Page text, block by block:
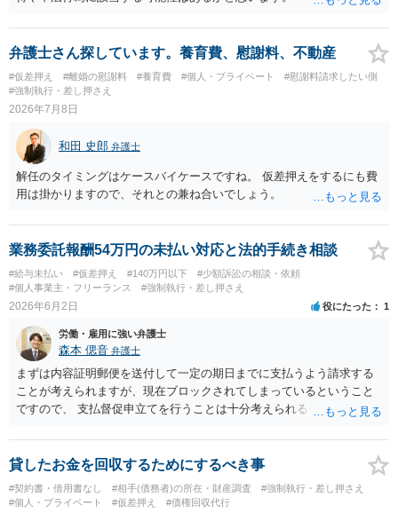
弁護士さん探しています。養育費、慰謝料、不動産
#仮差押え #離婚の慰謝料 #養育費 #個人・プライベート
#慰謝料請求したい側
#強制執行・差し押さえ
2026年7月8日
和田 史郎 弁護士
解任のタイミングはケースバイケースですね。 仮差押えをするにも費
用は掛かりますので、それとの兼ね合いでしょう。
業務委託報酬54万円の未払い対応と法的手続き相談
#給与未払い #仮差押え #140万円以下
#少額訴訟の相談・依頼
#個人事業主・フリーランス
#強制執行・差し押さえ
2026年6月2日 役にたった 1
労働・雇用に強い弁護士
森本 偲音 弁護士
まずは内容証明郵便を送付して一定の期日までに支払うよう請求する
ことが考えられますが、現在ブロックされてしまっているということ
ですので、 支払督促申立てを行うことは十分考えられる手段かと存じ
もよりますが、 支払督促から場合によっては訴訟を経て、強制執行ま
で行うとなると、費用倒れになってしまう可能性はあるかと存じま
す。 まずは最寄りの法律事務所に資料一式をご持参の上、ご相談され
てみてはいかがでしょうか。
貸したお金を回収するためにするべき事
#契約書・借用書なし #相手(債務者)の所在・財産調査
#強制執行・差し押さえ
#個人・プライベート
#仮差押え #債権回収代行